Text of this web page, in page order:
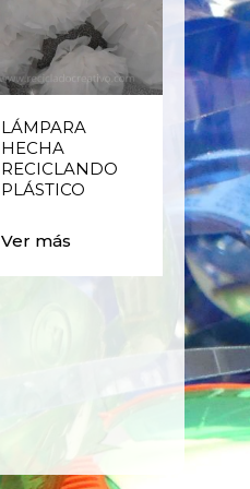
LÁMPARA
HECHA
RECICLANDO
PLÁSTICO
Ver más